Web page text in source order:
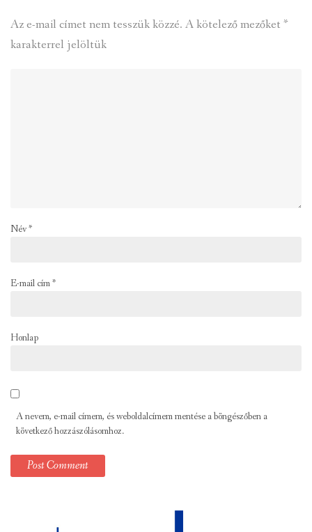
Az e-mail címet nem tesszük közzé. A kötelező mezőket *
karakterrel jelöltük
Név*
E-mail cím*
Honlap
A nevem, e-mail címem, és weboldalcímem mentése a böngészőben a
következő hozzászólásomhoz.